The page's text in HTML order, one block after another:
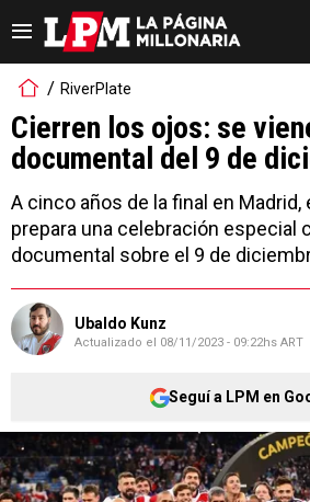
RiverPlate
Cierren los ojos: se
documental del 9 de
A cinco años de la final en Madrid,
prepara una celebración especial
documental sobre el 9 de
Ubaldo Kunz
Actualizado el 08/11/2023 - 09:22hs ART
Seguí a LPM en